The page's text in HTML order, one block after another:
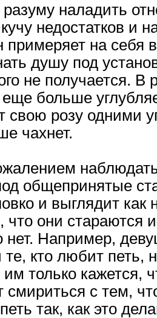
наладить
недостатков и
примеряет на себя
душу под
не получается. В
больше
свою розу одними
чахнет.
общепринятые
и выглядит
что они стараются
нет. Например,
кто любит петь,
только кажется,
смириться с тем,
так, как это